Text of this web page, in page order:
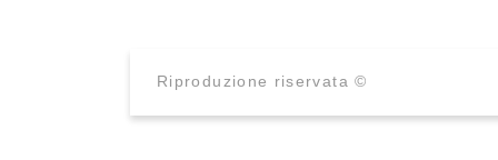
Riproduzione riservata ©